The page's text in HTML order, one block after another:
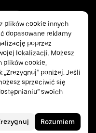
plików cookie innych
dopasowane reklamy
poprzez
lokalizacji. Możesz
plików cookie,
poniżej. Jeśli
sprzeciwić się
swoich
Rozumiem